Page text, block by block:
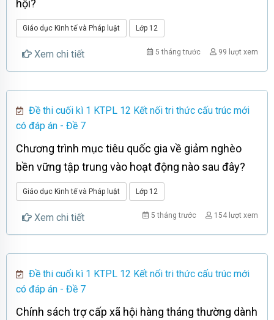
hội?
Giáo dục Kinh tế và Pháp luật Lớp 12
Xem chi tiết 99 lượt xem
5 tháng trước
Đề thi cuối kì 1 KTPL 12 Kết nối tri thức cấu trúc mới
có đáp án - Đề 7
Chương trình mục tiêu quốc gia về giảm nghèo
bền vững tập trung vào hoạt động nào sau đây?
Giáo dục Kinh tế và Pháp luật Lớp 12
Xem chi tiết 154 lượt xem
5 tháng trước
Đề thi cuối kì 1 KTPL 12 Kết nối tri thức cấu trúc mới
có đáp án - Đề 7
Chính sách trợ cấp xã hội hàng tháng thường dành